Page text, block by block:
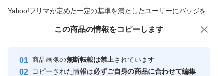
Yahoo!フリマが定めた一定の基準を満たしたユーザーにバッジを
付与しています
安心取引出品者
心・安全なユーザーです
この商品の情報をコピーします
商品画像の無断転載は禁止されています
コピーされた情報は必ずご自身の商品に合わせて編集
この商品をみている人にオススメ